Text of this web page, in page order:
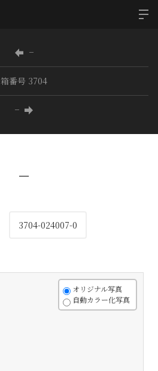
−
箱番号 3704
−
−
3704-024007-0
オリジナル写真
自動カラー化写真